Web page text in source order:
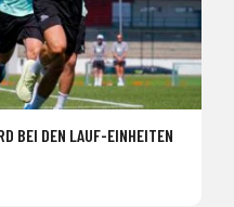
BEI DEN LAUF-EINHEITEN